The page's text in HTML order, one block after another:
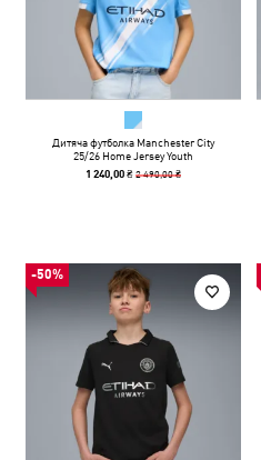
Дитяча футболка Manchester City
25/26 Home Jersey Youth
1 240,00 ₴2 490,00 ₴
-50%